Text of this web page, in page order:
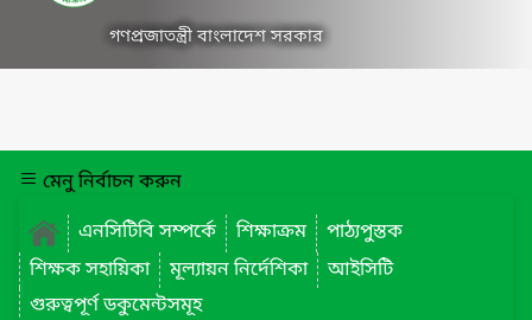
গণপ্রজাতন্ত্রী বাংলাদেশ সরকার
মেনু নির্বাচন করুন
এনসিটিবি সম্পর্কে
শিক্ষাক্রম
পাঠ্যপুস্তক
শিক্ষক সহায়িকা
মূল্যায়ন নির্দেশিকা
আইসিটি
গুরুত্বপূর্ণ ডকুমেন্টসমূহ